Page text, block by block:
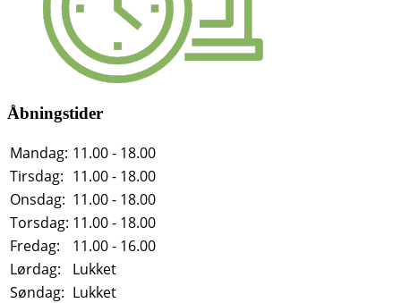
Åbningstider
Mandag: 11.00 - 18.00
Tirsdag: 11.00 - 18.00
Onsdag: 11.00 - 18.00
Torsdag: 11.00 - 18.00
Fredag:
11.00 - 16.00
Lørdag:
Lukket
Søndag: Lukket